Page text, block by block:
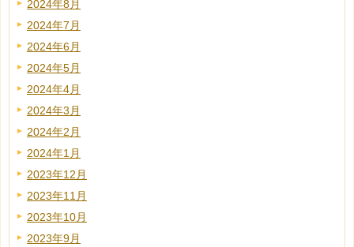
2024年8月
2024年7月
2024年6月
2024年5月
2024年4月
2024年3月
2024年2月
2024年1月
2023年12月
2023年11月
2023年10月
2023年9月